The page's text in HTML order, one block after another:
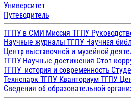
Университет
Путеводитель
ТГПУ в СМИ Миссия ТГПУ
Научные журналы ТГПУ Научная
Центр выставочной и музейной
ТГПУ Научные достижения Стоп-
ТГПУ: история и современность
Технопарк ТГПУ Кванториум ТГПУ
Сведения об образовательной